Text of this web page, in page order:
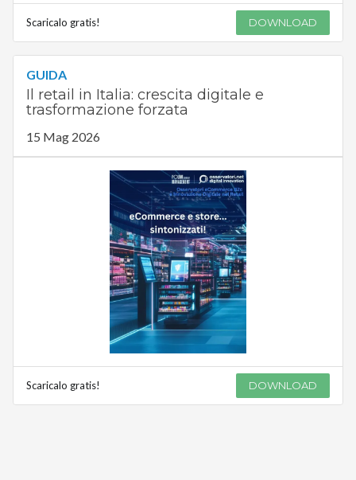
Scaricalo gratis! DOWNLOAD
GUIDA
Il retail in Italia: crescita digitale e
trasformazione forzata
15 Mag 2026
Scaricalo gratis! DOWNLOAD